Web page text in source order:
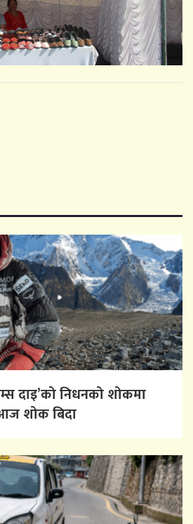
दाइ’को निधनको शोकमा
शोक बिदा